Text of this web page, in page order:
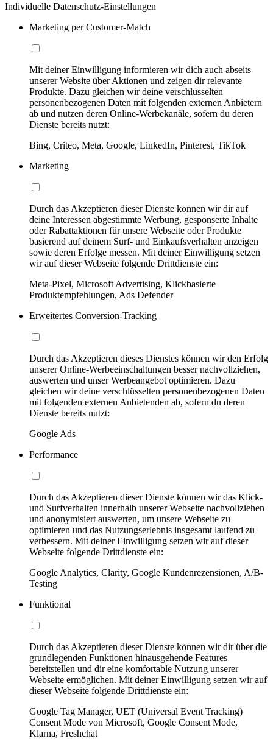
Individuelle Datenschutz-Einstellungen
Marketing per Customer-Match
Mit deiner Einwilligung informieren wir dich auch abseits
unserer Website über Aktionen und zeigen dir relevante
Produkte. Dazu gleichen wir deine verschlüsselten
personenbezogenen Daten mit folgenden externen Anbietern
ab und nutzen deren Online-Werbekanäle, sofern du deren
Dienste bereits nutzt:
Bing, Criteo, Meta, Google, LinkedIn, Pinterest, TikTok
Marketing
Durch das Akzeptieren dieser Dienste können wir dir auf
deine Interessen abgestimmte Werbung, gesponserte Inhalte
oder Rabattaktionen für unsere Webseite oder Produkte
basierend auf deinem Surf- und Einkaufsverhalten anzeigen
sowie deren Erfolge messen. Mit deiner Einwilligung setzen
wir auf dieser Webseite folgende Drittdienste ein:
Meta-Pixel, Microsoft Advertising, Klickbasierte
Produktempfehlungen, Ads Defender
Erweitertes Conversion-Tracking
Durch das Akzeptieren dieses Dienstes können wir den Erfolg
unserer Online-Werbeeinschaltungen besser nachvollziehen,
auswerten und unser Werbeangebot optimieren. Dazu
gleichen wir deine verschlüsselten personenbezogenen Daten
mit folgenden externen Anbietenden ab, sofern du deren
Dienste bereits nutzt:
Google Ads
Performance
Durch das Akzeptieren dieser Dienste können wir das Klick-
und Surfverhalten innerhalb unserer Webseite nachvollziehen
und anonymisiert auswerten, um unsere Webseite zu
optimieren und das Nutzungserlebnis insgesamt laufend zu
verbessern. Mit deiner Einwilligung setzen wir auf dieser
Webseite folgende Drittdienste ein:
Google Analytics, Clarity, Google Kundenrezensionen, A/B-
Testing
Funktional
Durch das Akzeptieren dieser Dienste können wir dir über die
grundlegenden Funktionen hinausgehende Features
bereitstellen und dir eine komfortable Nutzung unserer
Webseite ermöglichen. Mit deiner Einwilligung setzen wir auf
dieser Webseite folgende Drittdienste ein:
Google Tag Manager, UET (Universal Event Tracking)
Consent Mode von Microsoft, Google Consent Mode,
Klarna, Freshchat